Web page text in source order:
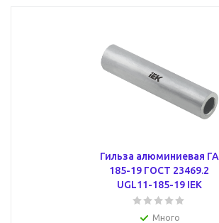
Гильза алюминиевая ГА
185-19 ГОСТ 23469.2
UGL11-185-19 IEK
Много